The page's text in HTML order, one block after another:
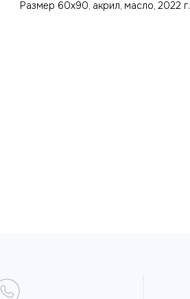
Размер 60х90, акрил, масло, 2022 г.